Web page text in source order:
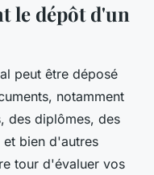
le dépôt d'un
peut être déposé
notamment
des diplômes, des
bien d'autres
tour d'évaluer vos